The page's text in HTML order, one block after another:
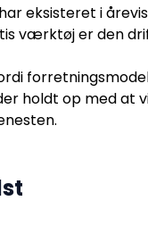
eksisteret i
værktøj er den
holdt op med at